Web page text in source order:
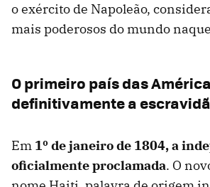
o exército de Napoleão,
mais poderosos do mundo
O primeiro país das
definitivamente a
Em 1º de janeiro de 1804, a
oficialmente proclamada. O